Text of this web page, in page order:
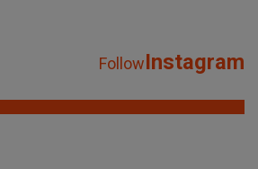
FollowInstagram